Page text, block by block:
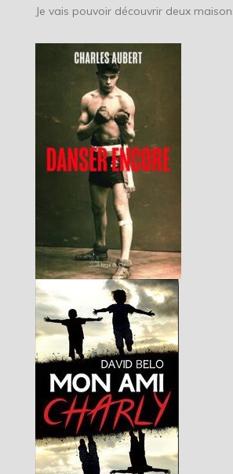
Je vais pouvoir découvrir deux